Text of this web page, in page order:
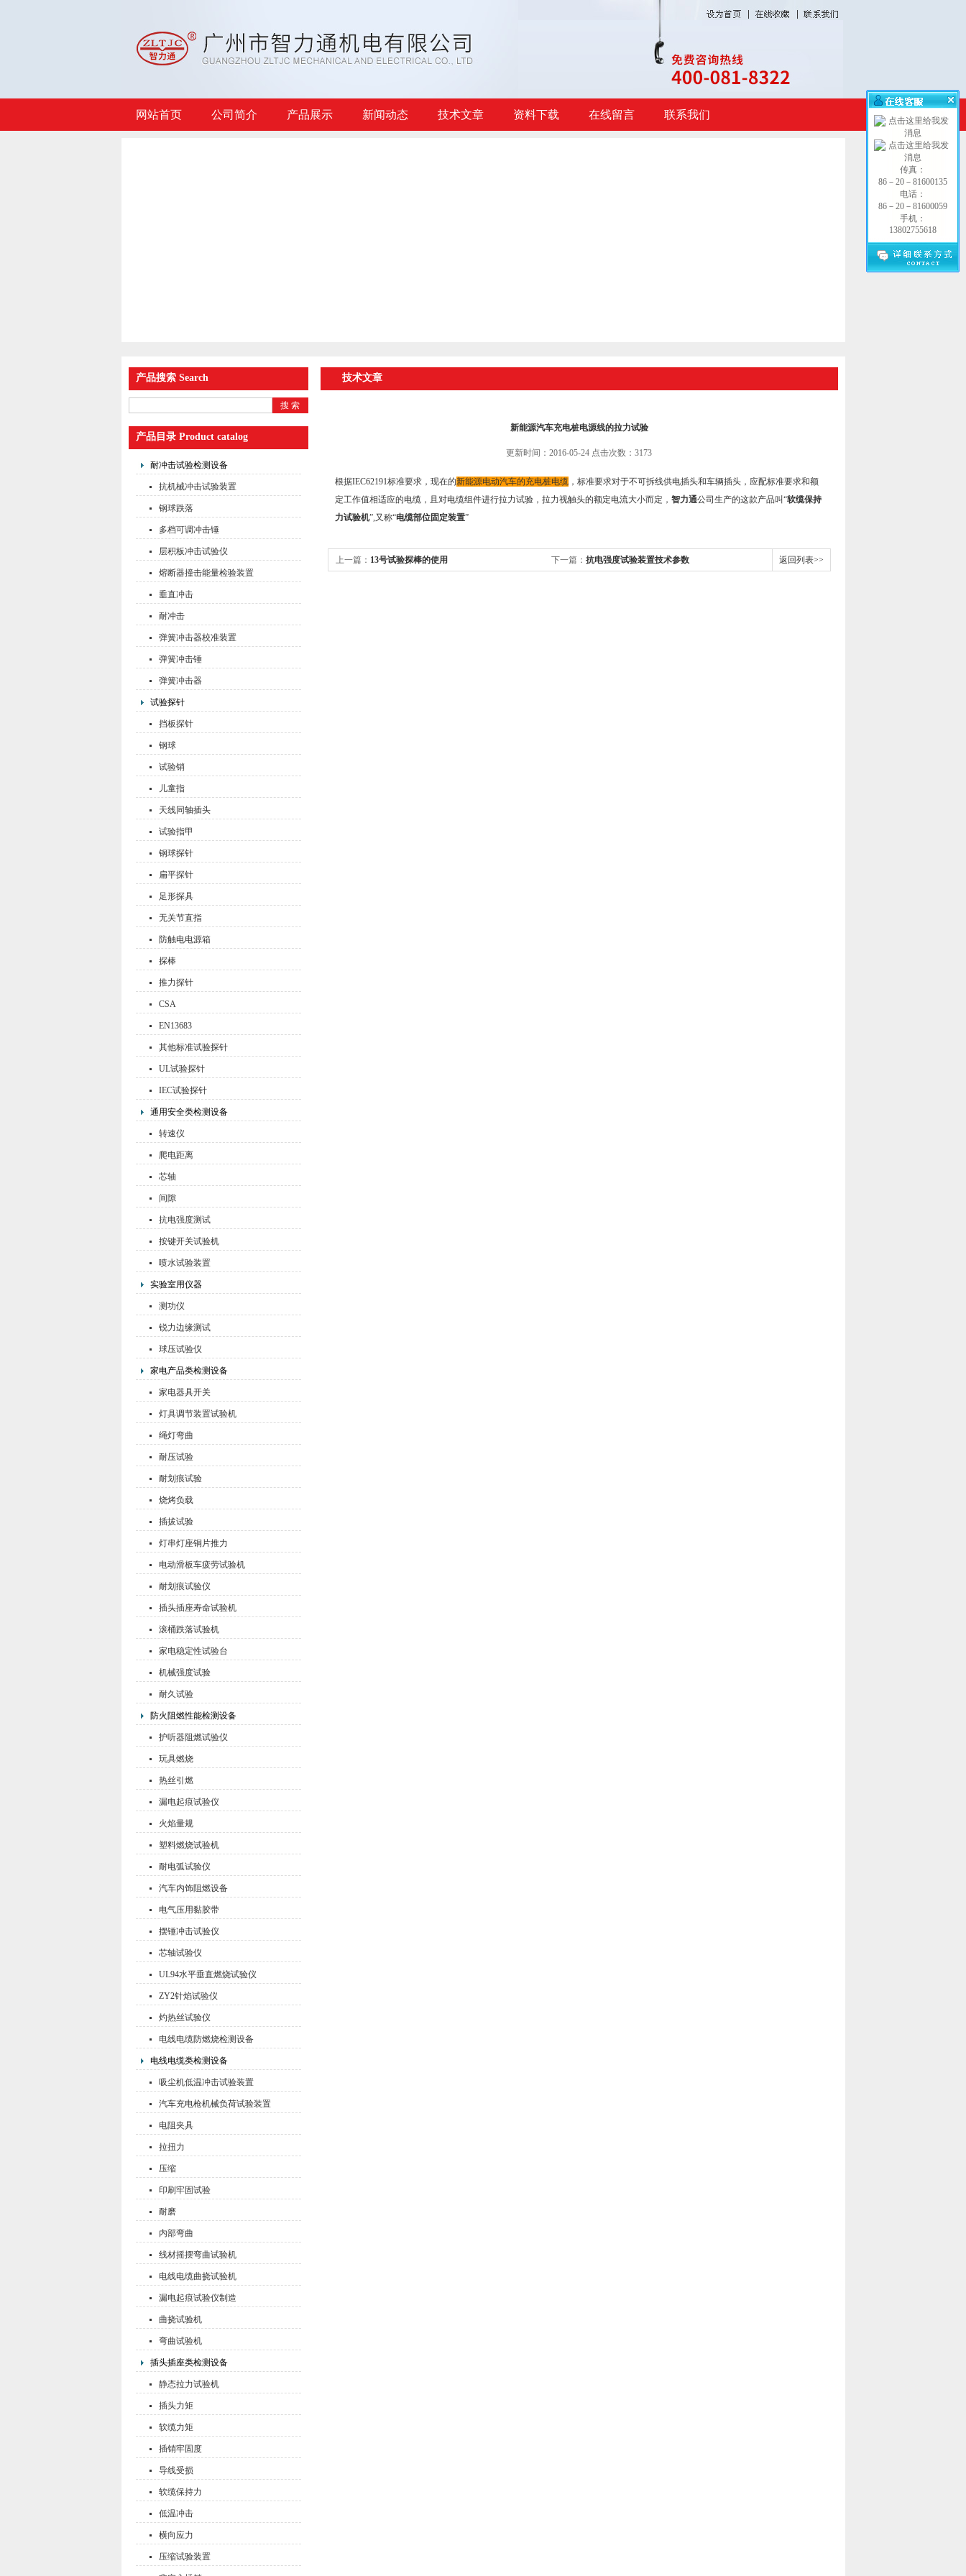
网站首页 公司简介 产品展示 新闻动态 技术文章 资料下载 在线留言 联系我们
产品搜索 Search
产品目录 Product catalog
耐冲击试验检测设备
抗机械冲击试验装置
钢球跌落
多档可调冲击锤
层积板冲击试验仪
熔断器撞击能量检验装置
垂直冲击
耐冲击
弹簧冲击器校准装置
弹簧冲击锤
弹簧冲击器
试验探针
挡板探针
钢球
试验销
儿童指
天线同轴插头
试验指甲
钢球探针
扁平探针
足形探具
无关节直指
防触电电源箱
探棒
推力探针
CSA
EN13683
其他标准试验探针
UL试验探针
IEC试验探针
通用安全类检测设备
转速仪
爬电距离
芯轴
间隙
抗电强度测试
按键开关试验机
喷水试验装置
实验室用仪器
测功仪
锐力边缘测试
球压试验仪
家电产品类检测设备
家电器具开关
灯具调节装置试验机
绳灯弯曲
耐压试验
耐划痕试验
烧烤负载
插拔试验
灯串灯座铜片推力
电动滑板车疲劳试验机
耐划痕试验仪
插头插座寿命试验机
滚桶跌落试验机
家电稳定性试验台
机械强度试验
耐久试验
防火阻燃性能检测设备
护听器阻燃试验仪
玩具燃烧
热丝引燃
漏电起痕试验仪
火焰量规
塑料燃烧试验机
耐电弧试验仪
汽车内饰阻燃设备
电气压用黏胶带
摆锤冲击试验仪
芯轴试验仪
UL94水平垂直燃烧试验仪
ZY2针焰试验仪
灼热丝试验仪
电线电缆防燃烧检测设备
电线电缆类检测设备
吸尘机低温冲击试验装置
汽车充电枪机械负荷试验装置
电阻夹具
拉扭力
压缩
印刷牢固试验
耐磨
内部弯曲
线材摇摆弯曲试验机
电线电缆曲挠试验机
漏电起痕试验仪制造
曲挠试验机
弯曲试验机
插头插座类检测设备
静态拉力试验机
插头力矩
软缆力矩
插销牢固度
导线受损
软缆保持力
低温冲击
横向应力
压缩试验装置
技术文章
新能源汽车充电桩电源线的拉力试验
更新时间：2016-05-24 点击次数：3173
根据IEC62191标准要求，现在的新能源电动汽车的充电桩电缆，标准要求对于不可拆线供电插头和车辆插头，应配标准要求和额
定工作值相适应的电缆，且对电缆组件进行拉力试验，拉力视触头的额定电流大小而定， 智力通公司生产的这款产品叫“软缆保持
力试验机”,又称“电缆部位固定装置”
上一篇： 13号试验探棒的使用 下一篇： 抗电强度试验装置技术参数 返回列表>>
传真：
86－20－81600135
电话：
86－20－81600059
手机：
13802755618